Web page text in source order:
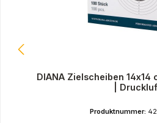
DIANA Zielscheiben 14x14
|
Produktnummer: